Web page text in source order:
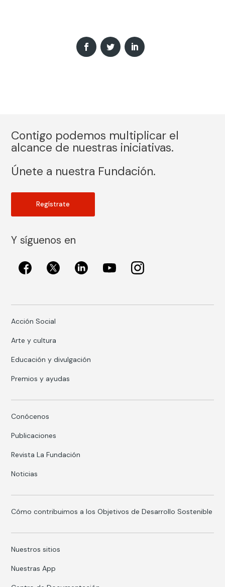
Contigo podemos multiplicar el
alcance de nuestras iniciativas.
Únete a nuestra Fundación.
Regístrate
Y síguenos en
Acción Social
Arte y cultura
Educación y divulgación
Premios y ayudas
Conócenos
Publicaciones
Revista La Fundación
Noticias
Cómo contribuimos a los Objetivos de Desarrollo Sostenible
Nuestros sitios
Nuestras App